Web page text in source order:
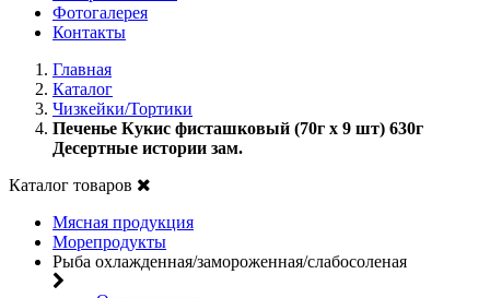
Фотогалерея
Контакты
Главная
Каталог
Чизкейки/Тортики
Печенье Кукис фисташковый (70г х 9 шт) 630г
Десертные истории зам.
Каталог товаров
Мясная продукция
Морепродукты
Рыба охлажденная/замороженная/слабосоленая